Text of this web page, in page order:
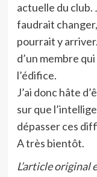
actuelle du club.
faudrait
pourrait y
d’un membre
l’édifice.
J’ai donc hâte
sur que
dépasser ces
A très bientôt.
L’article original